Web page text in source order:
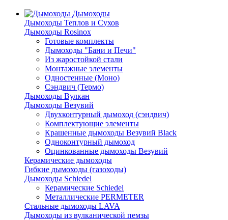
Дымоходы
Дымоходы Теплов и Сухов
Дымоходы Rosinox
Готовые комплекты
Дымоходы "Бани и Печи"
Из жаростойкой стали
Монтажные элементы
Одностенные (Моно)
Сэндвич (Термо)
Дымоходы Вулкан
Дымоходы Везувий
Двухконтурный дымоход (сэндвич)
Комплектующие элементы
Крашенные дымоходы Везувий Black
Одноконтурный дымоход
Оцинкованные дымоходы Везувий
Керамические дымоходы
Гибкие дымоходы (газоходы)
Дымоходы Schiedel
Керамические Schiedel
Металлические PERMETER
Стальные дымоходы LAVA
Дымоходы из вулканической пемзы